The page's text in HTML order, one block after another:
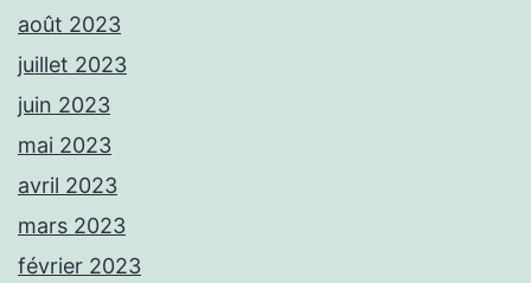
août 2023
juillet 2023
juin 2023
mai 2023
avril 2023
mars 2023
février 2023